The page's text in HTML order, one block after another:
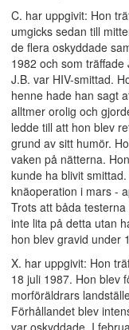
C. har uppgivit: Hon
umgicks sedan till
de flera oskyddade
1982 och som
J.B. var HIV-smittad.
henne hade han sagt
alltmer orolig och
ledde till att hon blev
grund av sitt humör.
vaken på nätterna.
kunde ha blivit
knäoperation i mars -
Trots att båda
inte lita på detta utan
hon blev gravid under
X. har uppgivit: Hon
18 juli 1987. Hon blev
morföräldrars
Förhållandet blev
var oskyddade. I